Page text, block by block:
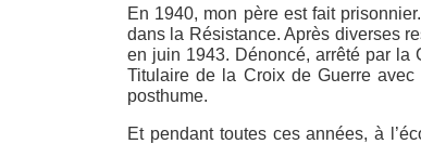
En 1940, mon père est fait
dans la Résistance. Après diverses
en juin 1943. Dénoncé, arrêté par la
Titulaire de la Croix de Guerre
posthume.
Et pendant toutes ces années, à